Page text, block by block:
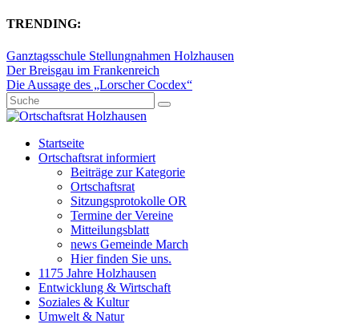
TRENDING:
Ganztagsschule Stellungnahmen Holzhausen
Der Breisgau im Frankenreich
Die Aussage des „Lorscher Cocdex“
Startseite
Ortschaftsrat informiert
Beiträge zur Kategorie
Ortschaftsrat
Sitzungsprotokolle OR
Termine der Vereine
Mitteilungsblatt
news Gemeinde March
Hier finden Sie uns.
1175 Jahre Holzhausen
Entwicklung & Wirtschaft
Soziales & Kultur
Umwelt & Natur